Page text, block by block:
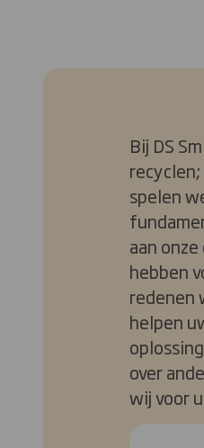
Bij DS
spelen
aan
hebben
redenen
helpen
over
wij voor